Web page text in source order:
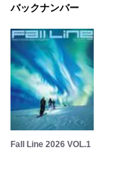
バックナンバー
Fall Line 2026 VOL.1